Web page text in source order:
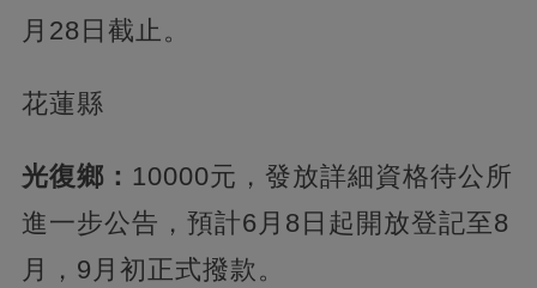
月28日截止。
花蓮縣
光復鄉： 10000元，發放詳細資格待公所
進一步公告，預計6月8日起開放登記至8
月，9月初正式撥款。